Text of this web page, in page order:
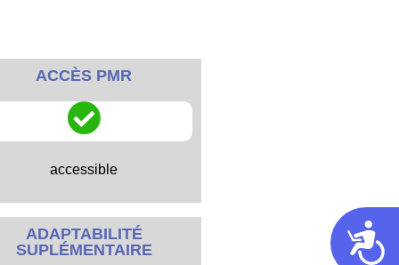
ACCÈS PMR
accessible
ADAPTABILITÉ
SUPLÉMENTAIRE